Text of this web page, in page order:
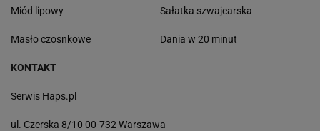
Miód lipowy
Masło czosnkowe
Sałatka szwajcarska
Dania w 20 minut
KONTAKT
Serwis Haps.pl
ul. Czerska 8/10 00-732 Warszawa